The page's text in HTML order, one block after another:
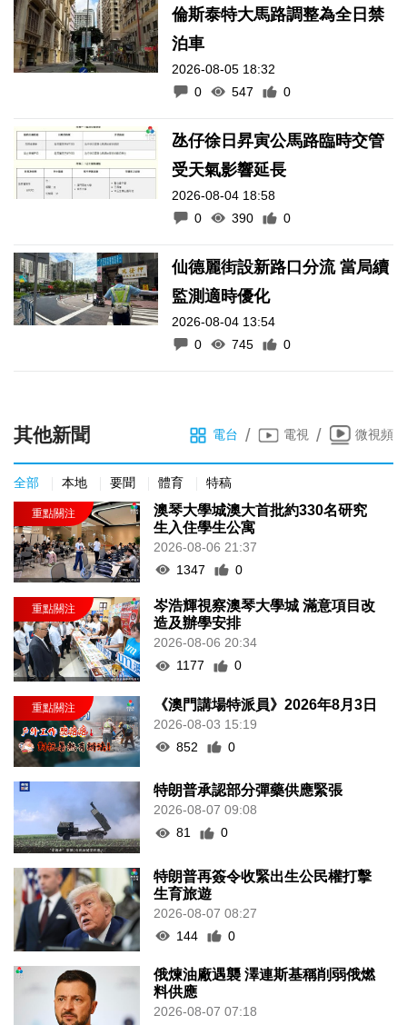
倫斯泰特大馬路調整為全日禁
泊車
2026-08-05 18:32
0
547 0
氹仔徐日昇寅公馬路臨時交管
受天氣影響延長
2026-08-04 18:58
0
390 0
仙德麗街設新路口分流 當局續
監測適時優化
2026-08-04 13:54
0
745 0
其他新聞 電台 / 電視 / 微視頻
全部 本地 要聞 體育 特稿
澳琴大學城澳大首批約330名研究
生入住學生公寓
2026-08-06 21:37
1347
0
岑浩輝視察澳琴大學城 滿意項目改
造及辦學安排
2026-08-06 20:34
1177
0
《澳門講場特派員》2026年8月3日
2026-08-03 15:19
852
0
特朗普承認部分彈藥供應緊張
2026-08-07 09:08
81
0
特朗普再簽令收緊出生公民權打擊
生育旅遊
2026-08-07 08:27
144
0
俄煉油廠遇襲 澤連斯基稱削弱俄燃
料供應
2026-08-07 07:18